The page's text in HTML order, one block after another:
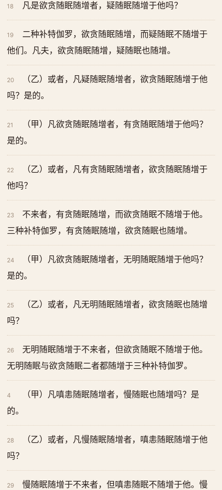
18 凡是欲贪随眠随增者，疑随眠随增于他吗？
19
二种补特伽罗，欲贪随眠随增，而疑随眠不随增于
他们。凡夫，欲贪随眠随增，疑随眠也随增。
20
（乙）或者，凡疑随眠随增者，欲贪随眠随增于他
吗？是的。
21
（甲）凡欲贪随眠随增者，有贪随眠随增于他吗？
是的。
22
（乙）或者，凡有贪随眠随增者，欲贪随眠随增于
他吗？
23
不来者，有贪随眠随增，而欲贪随眠不随增于他。
三种补特伽罗，有贪随眠随增，欲贪随眠也随增。
24
（甲）凡欲贪随眠随增者，无明随眠随增于他吗？
是的。
25
（乙）或者，凡无明随眠随增者，欲贪随眠也随增
吗？
26
无明随眠随增于不来者，但欲贪随眠不随增于他。
无明随眠与欲贪随眠二者都随增于三种补特伽罗。
4
（甲）凡嗔恚随眠随增者，慢随眠也随增吗？是
的。
28
（乙）或者，凡慢随眠随增者，嗔恚随眠随增于他
吗？
29
慢随眠随增于不来者，但嗔恚随眠不随增于他。慢